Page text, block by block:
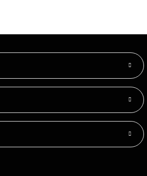
Soket Çorap
Yeşil Çizgili Soket Çorap